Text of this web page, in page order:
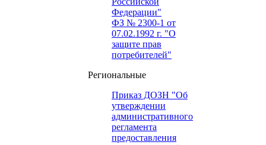
Федерации"
ФЗ № 2300-1 от
07.02.1992 г. "О
защите прав
потребителей"
Региональные
Приказ ДОЗН "Об
утверждении
административного
регламента
предоставления